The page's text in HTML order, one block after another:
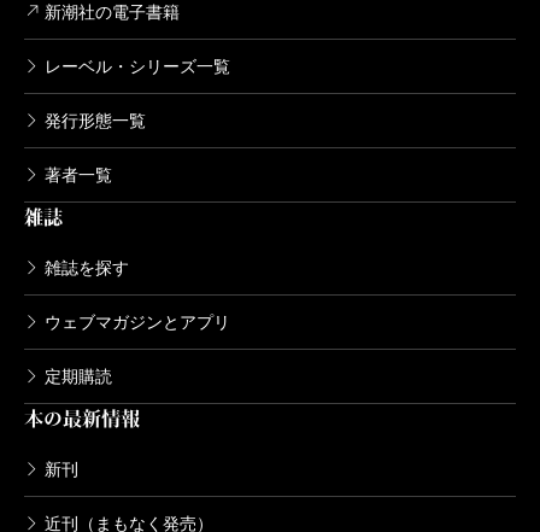
新潮社の電子書籍
レーベル・シリーズ一覧
発行形態一覧
著者一覧
雑誌
雑誌を探す
ウェブマガジンとアプリ
定期購読
本の最新情報
新刊
近刊（まもなく発売）